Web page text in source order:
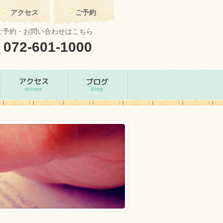
アクセス ご予約
予約・お問い合わせはこちら
072-601-1000